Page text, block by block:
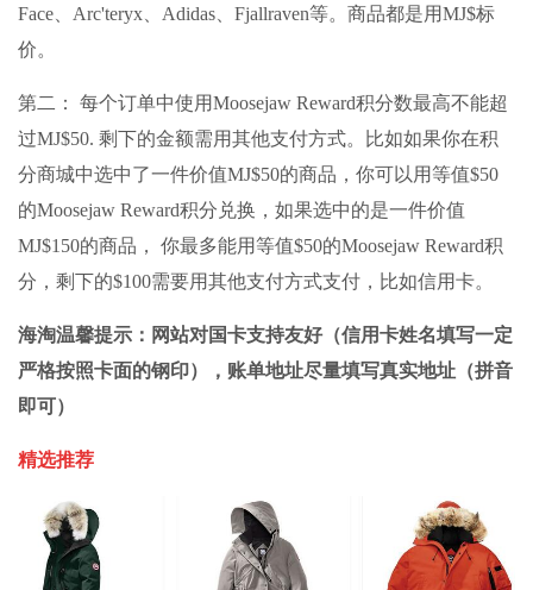
Face、Arc'teryx、Adidas、Fjallraven等。商品都是用MJ$标
价。
第二： 每个订单中使用Moosejaw Reward积分数最高不能超
过MJ$50. 剩下的金额需用其他支付方式。比如如果你在积
分商城中选中了一件价值MJ$50的商品，你可以用等值$50
的Moosejaw Reward积分兑换，如果选中的是一件价值
MJ$150的商品， 你最多能用等值$50的Moosejaw Reward积
分，剩下的$100需要用其他支付方式支付，比如信用卡。
海淘温馨提示：网站对国卡支持友好（信用卡姓名填写一定
严格按照卡面的钢印），账单地址尽量填写真实地址（拼音
即可）
精选推荐